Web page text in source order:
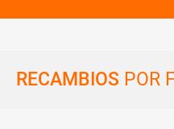
RECAMBIOS POR